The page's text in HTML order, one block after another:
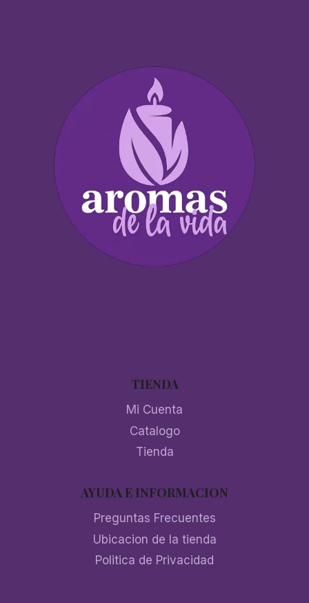
TIENDA
Mi Cuenta
Catalogo
Tienda
AYUDA E INFORMACION
Preguntas Frecuentes
Ubicacion de la tienda
Politica de Privacidad